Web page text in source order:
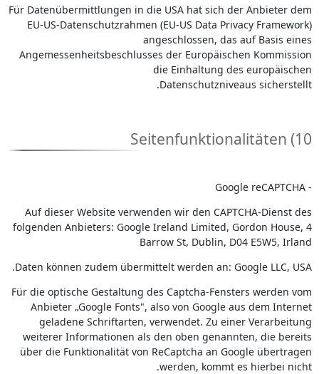
Für Datenübermittlungen in die USA hat sich der Anbieter dem
EU-US-Datenschutzrahmen (EU-US Data Privacy Framework)
angeschlossen, das auf Basis eines
Angemessenheitsbeschlusses der Europäischen Kommission
die Einhaltung des europäischen
Datenschutzniveaus sicherstellt.
10) Seitenfunktionalitäten
- Google reCAPTCHA
Auf dieser Website verwenden wir den CAPTCHA-Dienst des
folgenden Anbieters: Google Ireland Limited, Gordon House, 4
Barrow St, Dublin, D04 E5W5, Irland
Daten können zudem übermittelt werden an: Google LLC, USA.
Für die optische Gestaltung des Captcha-Fensters werden vom
Anbieter „Google Fonts", also von Google aus dem Internet
geladene Schriftarten, verwendet. Zu einer Verarbeitung
weiterer Informationen als den oben genannten, die bereits
über die Funktionalität von ReCaptcha an Google übertragen
werden, kommt es hierbei nicht.